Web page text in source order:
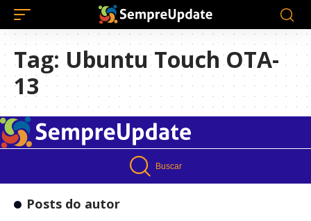
Tag: Ubuntu Touch OTA-
13
Buscar
Posts do autor